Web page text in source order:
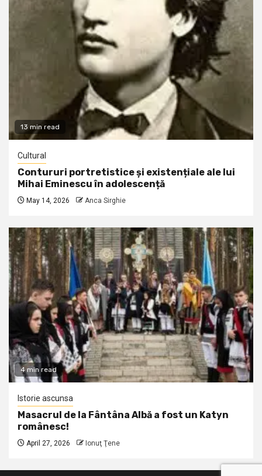
13 min read
Cultural
Contururi portretistice și existențiale ale lui
Mihai Eminescu în adolescență
May 14, 2026 Anca Sirghie
4 min read
Istorie ascunsa
Masacrul de la Fântâna Albă a fost un Katyn
românesc!
April 27, 2026 Ionuţ Ţene